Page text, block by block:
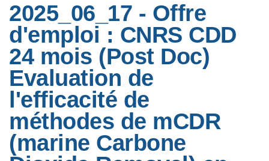
2025_06_17 - Offre
d'emploi : CNRS CDD
24 mois (Post Doc)
Evaluation de
l'efficacité de
méthodes de mCDR
(marine Carbone